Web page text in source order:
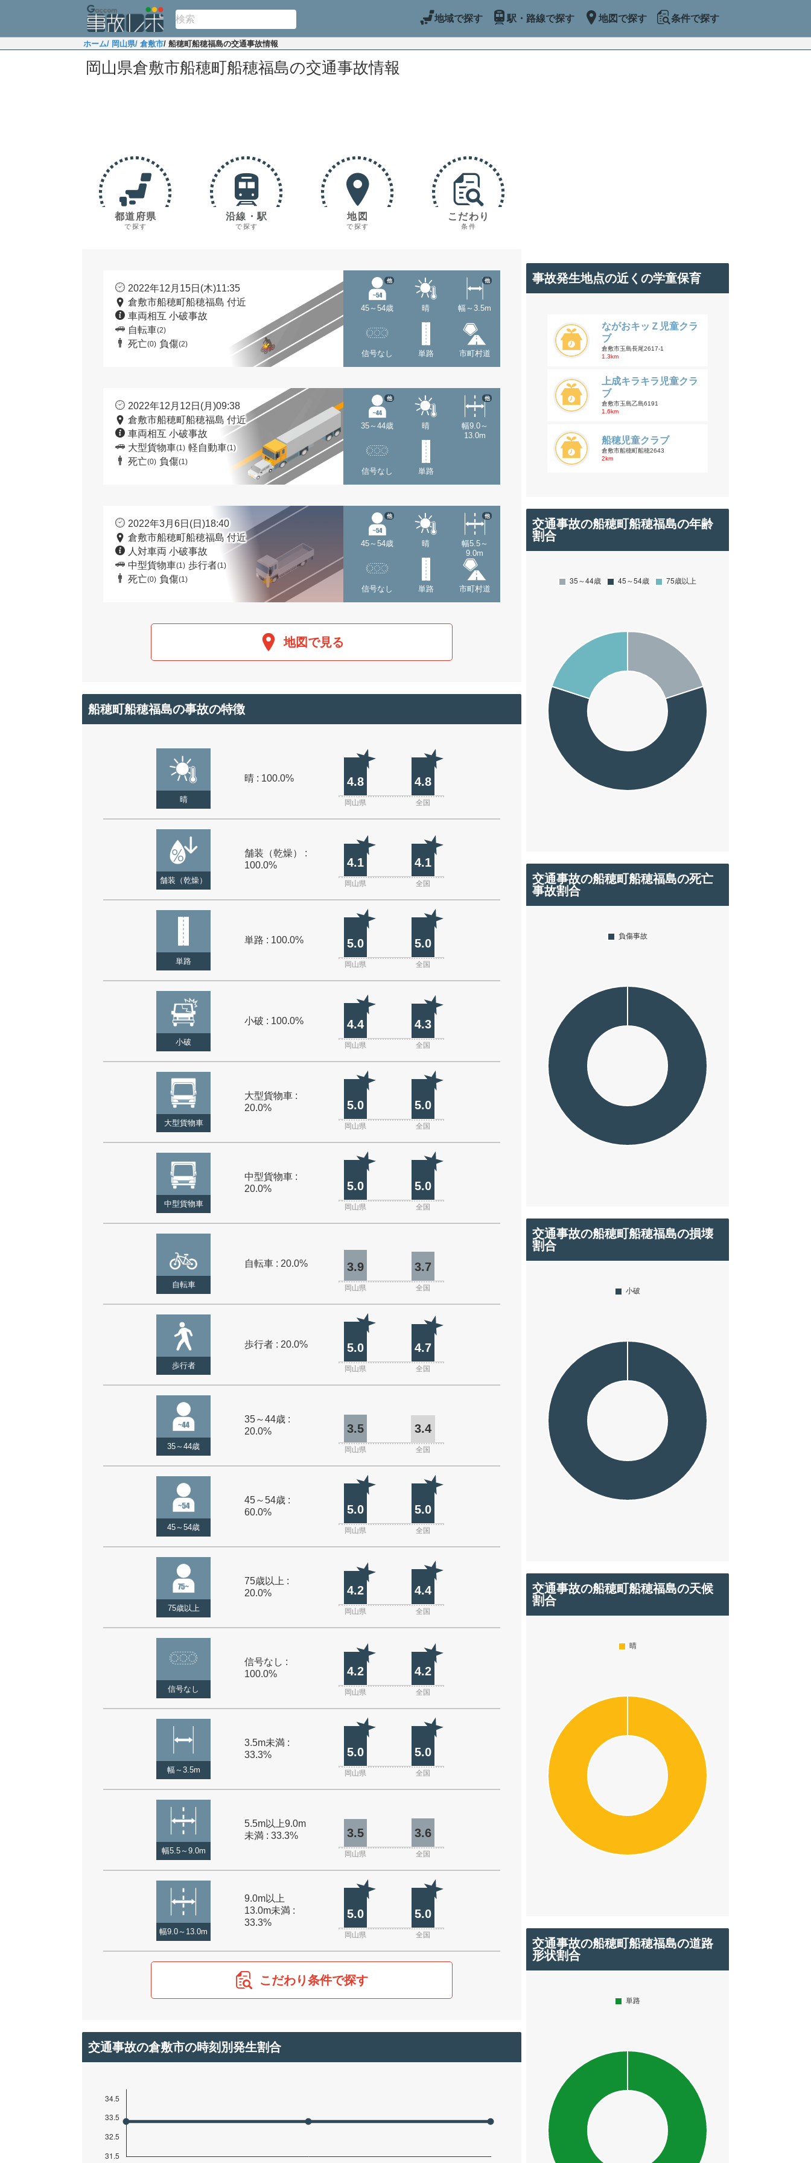
地域で探す 駅・路線で探す 地図で探す 条件で探す
ホーム/ 岡山県/ 倉敷市/ 船穂町船穂福島の交通事故情報
岡山県倉敷市船穂町船穂福島の交通事故情報
都道府県
で探す
沿線・駅
で探す
地図
で探す
こだわり
条件
2022年12月15日(木)11:35
倉敷市船穂町船穂福島 付近
車両相互 小破事故
自転車(2)
死亡(0) 負傷(2)
45～54歳
他
晴 幅～3.5m
他
信号なし 単路 市町村道
2022年12月12日(月)09:38
倉敷市船穂町船穂福島 付近
車両相互 小破事故
大型貨物車(1) 軽自動車(1)
死亡(0) 負傷(1)
35～44歳
他
晴
幅9.0～
13.0m
他
信号なし 単路
2022年3月6日(日)18:40
倉敷市船穂町船穂福島 付近
人対車両 小破事故
中型貨物車(1) 歩行者(1)
死亡(0) 負傷(1)
45～54歳
他
晴
幅5.5～
9.0m
他
信号なし 単路 市町村道
地図で見る
船穂町船穂福島の事故の特徴
晴
晴 : 100.0% 4.8 4.8
岡山県 全国
舗装（乾燥）
舗装（乾燥） :
100.0%
4.1 4.1
岡山県 全国
単路
単路 : 100.0% 5.0 5.0
岡山県 全国
小破
小破 : 100.0% 4.4 4.3
岡山県 全国
大型貨物車
大型貨物車 :
20.0%
5.0 5.0
岡山県 全国
中型貨物車
中型貨物車 :
20.0%
5.0 5.0
岡山県 全国
自転車
自転車 : 20.0% 3.9 3.7
岡山県 全国
歩行者
歩行者 : 20.0% 5.0 4.7
岡山県 全国
35～44歳
35～44歳 :
20.0%
3.5 3.4
岡山県 全国
45～54歳
45～54歳 :
60.0%
5.0 5.0
岡山県 全国
75歳以上
75歳以上 :
20.0%
4.2 4.4
岡山県 全国
信号なし
信号なし :
100.0%
4.2 4.2
岡山県 全国
幅～3.5m
3.5m未満 :
33.3%
5.0 5.0
岡山県 全国
幅5.5～9.0m
5.5m以上9.0m
未満 : 33.3%
3.5 3.6
岡山県 全国
幅9.0～13.0m
9.0m以上
13.0m未満 :
33.3%
5.0 5.0
岡山県 全国
こだわり条件で探す
交通事故の倉敷市の時刻別発生割合
事故発生地点の近くの学童保育
ながおキッＺ児童クラ
ブ
倉敷市玉島長尾2617-1
1.3km
上成キラキラ児童クラ
ブ
倉敷市玉島乙島6191
1.6km
船穂児童クラブ
倉敷市船穂町船穂2643
2km
交通事故の船穂町船穂福島の年齢
割合
交通事故の船穂町船穂福島の死亡
事故割合
交通事故の船穂町船穂福島の損壊
割合
交通事故の船穂町船穂福島の天候
割合
交通事故の船穂町船穂福島の道路
形状割合